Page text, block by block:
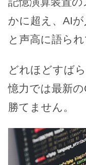
かに超え、AI
と声高に語ら
どれほどすば
憶力では最新
勝てません。